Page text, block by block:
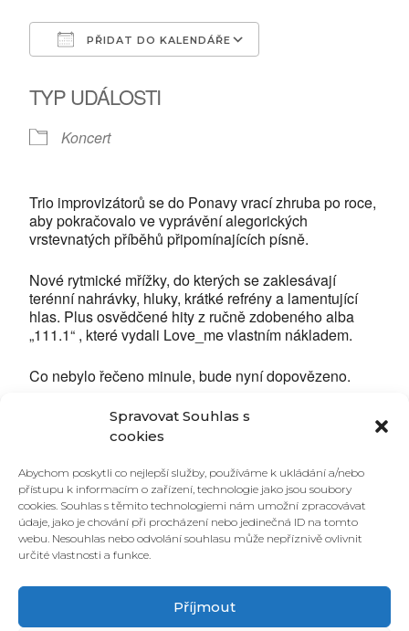
Spravovat Souhlas s
cookies
Abychom poskytli co nejlepší služby, používáme k ukládání a/nebo
přístupu k informacím o zařízení, technologie jako jsou soubory
cookies. Souhlas s těmito technologiemi nám umožní zpracovávat
údaje, jako je chování při procházení nebo jedinečná ID na tomto
webu. Nesouhlas nebo odvolání souhlasu může nepříznivě ovlivnit
určité vlastnosti a funkce.
Příjmout
PŘIDAT DO KALENDÁŘE
TYP UDÁLOSTI
Koncert
Trio improvizátorů se do Ponavy vrací zhruba po roce,
aby pokračovalo ve vyprávění alegorických
vrstevnatých příběhů připomínajících písně.
Nové rytmické mřížky, do kterých se zaklesávají
terénní nahrávky, hluky, krátké refrény a lamentující
hlas. Plus osvědčené hity z ručně zdobeného alba
„111.1“ , které vydali Love_me vlastním nákladem.
Co nebylo řečeno minule, bude nyní dopovězeno.
Michaela Antalová – bicí
Lucie Páchová – hlas, terénní nahrávky, citera,
Ivan Palacký – hlas, sampler
Vstupné dobrovolné.